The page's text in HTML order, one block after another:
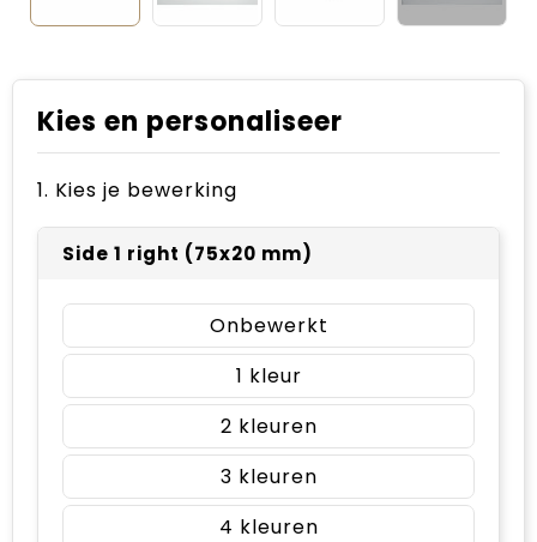
Kies en personaliseer
1. Kies je bewerking
Side 1 right (75x20 mm)
Onbewerkt
1
2
3
4